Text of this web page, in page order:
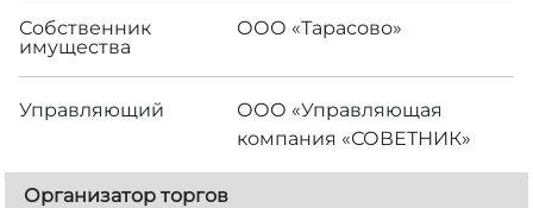
Собственник
имущества
ООО «Тарасово»
Управляющий
ООО «Управляющая
компания «СОВЕТНИК»
Организатор торгов